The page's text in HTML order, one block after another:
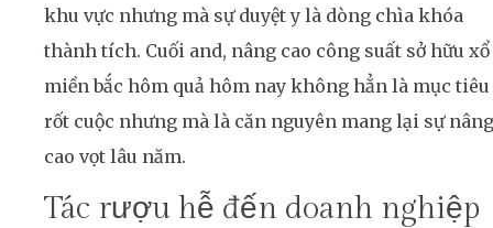
khu vực nhưng mà sự duyệt y là dòng chìa khóa
thành tích. Cuối and, nâng cao công suất sở hữu xổ
miền bắc hôm quả hôm nay không hẳn là mục tiêu
rốt cuộc nhưng mà là căn nguyên mang lại sự nâng
cao vọt lâu năm.
Tác rượu hễ đến doanh nghiệp